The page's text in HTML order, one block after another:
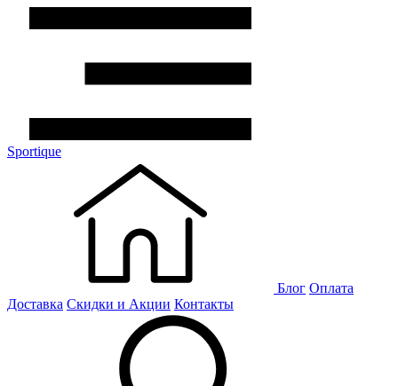
Sportique
Блог Оплата
Доставка Скидки и Акции Контакты